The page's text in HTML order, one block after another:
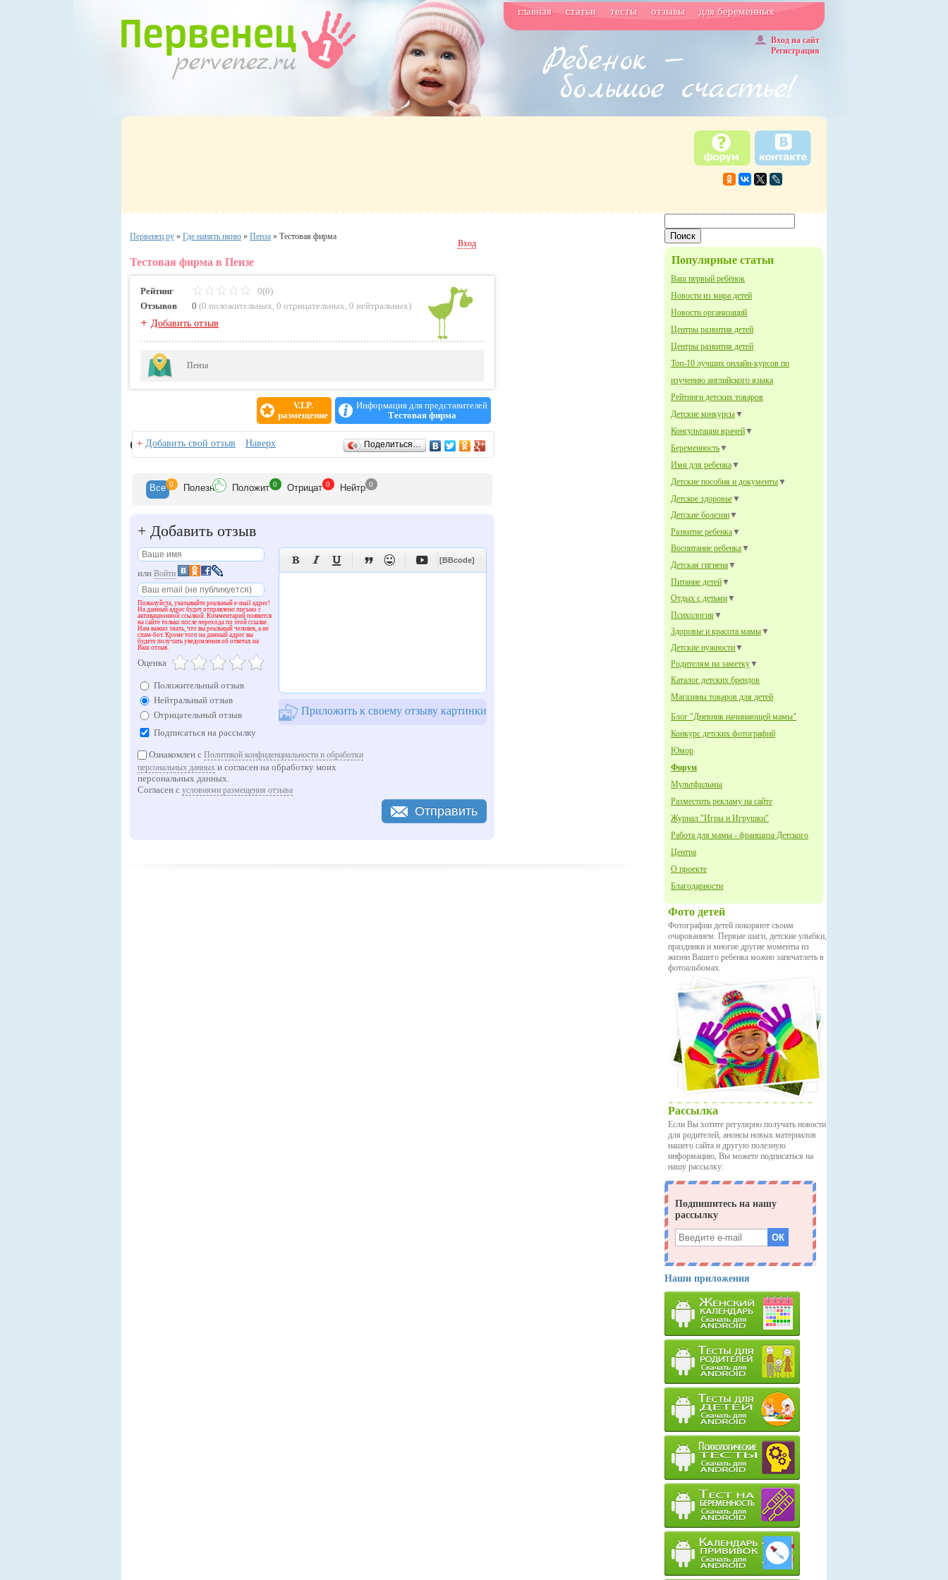
главная статьи тесты отзывы для беременных
Вход на сайт
Регистрация
Популярные статьи
Ваш первый ребёнок
Новости из мира детей
Новости организаций
Центры развития детей
Центры развития детей
Топ-10 лучших онлайн-курсов по
изучению английского языка
Рейтинги детских товаров
Детские конкурсы▼
Консультации врачей▼
Беременность▼
Имя для ребенка▼
Детские пособия и документы▼
Детское здоровье▼
Детские болезни▼
Развитие ребенка▼
Воспитание ребенка▼
Детская гигиена▼
Питание детей▼
Отдых с детьми▼
Психология ▼
Здоровье и красота мамы▼
Детские нужности▼
Родителям на заметку▼
Каталог детских брендов
Магазины товаров для детей
Блог "Дневник начинающей мамы"
Конкурс детских фотографий
Юмор
Форум
Мультфильмы
Разместить рекламу на сайте
Журнал "Игры и Игрушки"
Работа для мамы - франшиза Детского
Центра
О проекте
Благодарности
Фото детей
Фотографии детей покоряют своим
очарованием. Первые шаги, детские улыбки,
праздники и многие другие моменты из
жизни Вашего ребенка можно запечатлеть в
фотоальбомах.
Рассылка
Если Вы хотите регулярно получать новости
для родителей, анонсы новых материалов
нашего сайта и другую полезную
информацию, Вы можете подписаться на
нашу рассылку:
Наши приложения
Первенец.ру » Где нанять няню » Пенза » Тестовая фирма
Вход
Тестовая фирма в Пензе
Рейтинг
0(0)
Отзывов
0 (0 положительных, 0 отрицательных, 0 нейтральных)
+ Добавить отзыв
Пенза
V.I.P.
размещение
Информация для представителей
Тестовая фирма
Отзывы
+ Добавить свой отзыв Наверх Поделиться…
Все 0 Полезн Положит 0 Отрицат 0 Нейтр 0
+ Добавить отзыв
или Войти
Пожалуйста, указывайте реальный e-mail адрес!
На данный адрес будет отправлено письмо с
активационной ссылкой. Комментарий появится
на сайте только после перехода по этой ссылке.
Нам важно знать, что вы реальный человек, а не
спам-бот. Кроме того на данный адрес вы
будете получать уведомления об ответах на
Ваш отзыв.
Оценка
Положительный отзыв
Нейтральный отзыв
Отрицательный отзыв
Подписаться на рассылку
      [BBcode]
Приложить к своему отзыву картинки
Ознакомлен с Политикой конфиденциальности и обработки
персональных данных и согласен на обработку моих
персональных данных.
Согласен с условиями размещения отзыва
Отправить